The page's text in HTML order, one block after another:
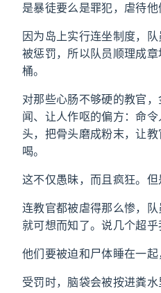
是暴徒要么是罪犯，虐待他
因为岛上实行连坐制度，
被惩罚，所以队员顺理成
桶。
对那些心肠不够硬的教官
闻、让人作呕的偏方：命
头，把骨头磨成粉末，让
喝。
这不仅愚昧，而且疯狂。但
连教官都被虐得那么惨，
就可想而知了。说几个超乎
他们要被迫和尸体睡在一起
受罚时，脑袋会被按进粪水